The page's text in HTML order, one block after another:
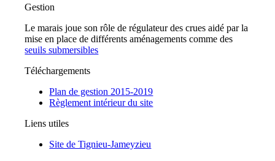
Gestion
Le marais joue son rôle de régulateur des crues aidé par la
mise en place de différents aménagements comme des
seuils submersibles
Téléchargements
Plan de gestion 2015-2019
Règlement intérieur du site
Liens utiles
Site de Tignieu-Jameyzieu